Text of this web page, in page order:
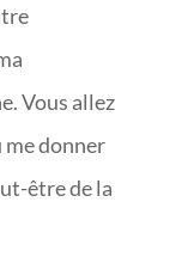
Vous allez
me donner
être de la